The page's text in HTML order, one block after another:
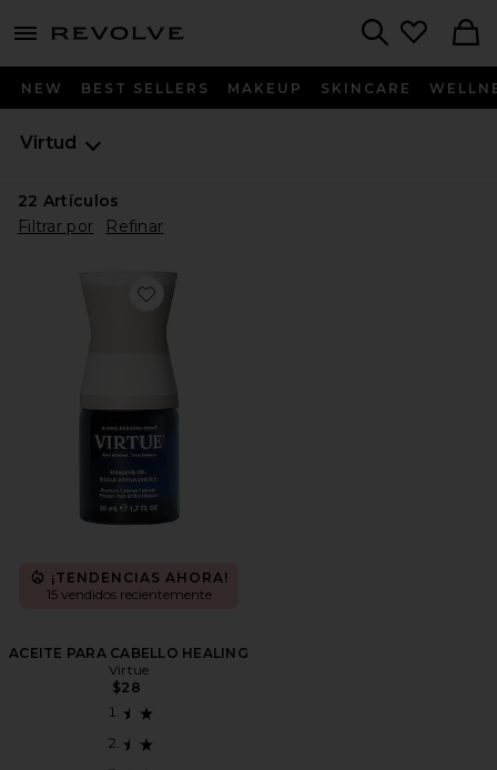
menu - shows more content
NEW BEST SELLERS MAKEUP SKINCARE
Virtud
22 Artículos
Filtrar por
Refinar
Favorite ACEITE PARA CABELLO HEALING
¡TENDENCIAS AHORA!
15 vendidos recientemente
ACEITE PARA CABELLO HEALING
Virtue
$28